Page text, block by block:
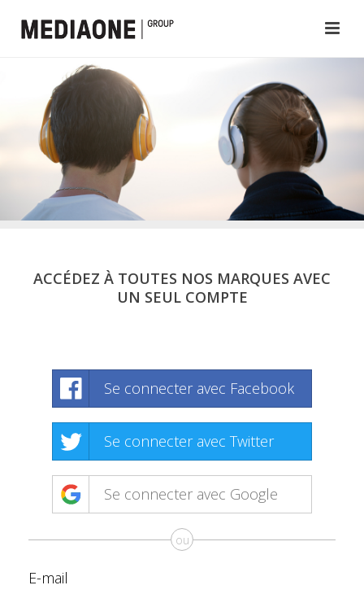
ACCÉDEZ À TOUTES NOS MARQUES AVEC
UN SEUL COMPTE
Se connecter avec Facebook
Se connecter avec Twitter
Se connecter avec Google
ou
E-mail